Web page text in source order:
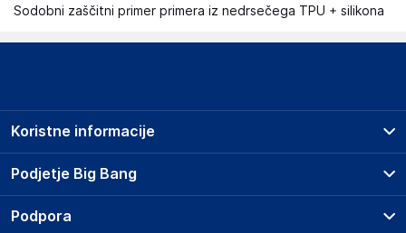
Sodobni zaščitni primer primera iz nedrsečega TPU + silikona
Podjetje Big Bang
O podjetju
Koristne informacije
Prodajna mesta
Storitve
Podpora